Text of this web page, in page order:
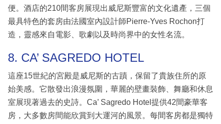
便。酒店的210間客房展現出威尼斯豐富的文化遺產，三個
最具特色的套房由法國室內設計師Pierre-Yves Rochon打
造，靈感來自電影、歌劇以及時尚界中的女性名流。
8. CA’ SAGREDO HOTEL
這座15世紀的宮殿是威尼斯的古蹟，保留了貴族住所的原
始美感。它散發出浪漫氛圍，華麗的壁畫裝飾、舞廳和休息
室展現著過去的史詩。Ca’ Sagredo Hotel提供42間豪華客
房，大多數房間能欣賞到大運河的風景。每間客房都是獨特